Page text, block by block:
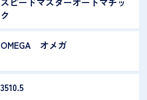
ク
OMEGA オメガ
3510.5